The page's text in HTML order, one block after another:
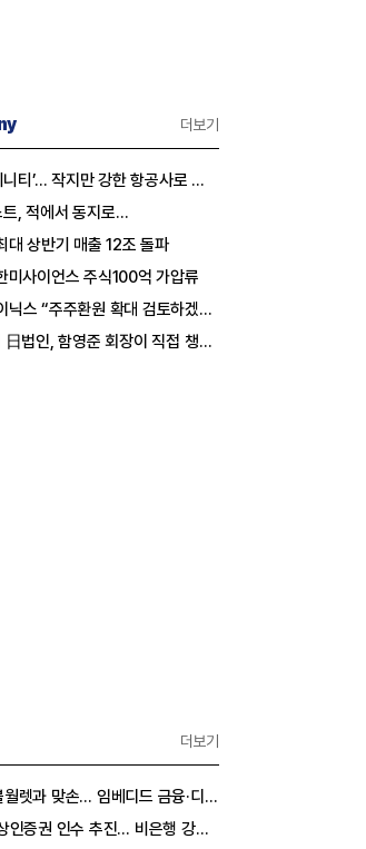
더보기
티’… 작지만 강한 항공사로 승부
, 적에서 동지로…
대 상반기 매출 12조 돌파
미사이언스 주식100억 가압류
스 “주주환원 확대 검토하겠다”
법인, 함영준 회장이 직접 챙긴다
더보기
손… 임베디드 금융·디지털 자산 신사업 추진
수 추진… 비은행 강화 ‘금융그룹’ 도약 발판